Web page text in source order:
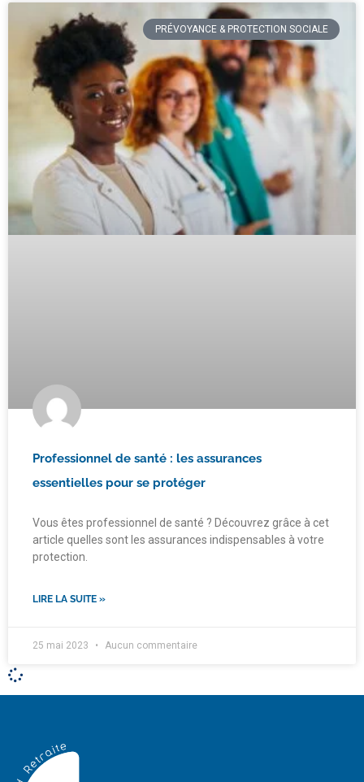
PRÉVOYANCE & PROTECTION SOCIALE
Professionnel de santé : les assurances
essentielles pour se protéger
Vous êtes professionnel de santé ? Découvrez grâce à cet
article quelles sont les assurances indispensables à votre
protection.
LIRE LA SUITE »
25 mai 2023 Aucun commentaire